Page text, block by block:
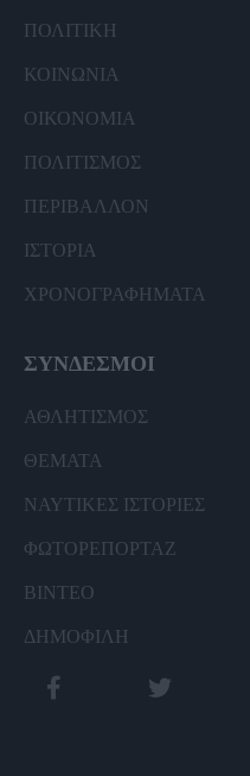
ΠΟΛΙΤΙΚΗ
ΚΟΙΝΩΝΙΑ
ΟΙΚΟΝΟΜΙΑ
ΠΟΛΙΤΙΣΜΟΣ
ΠΕΡΙΒΑΛΛΟΝ
ΙΣΤΟΡΙΑ
ΧΡΟΝΟΓΡΑΦΗΜΑΤΑ
ΣΥΝΔΕΣΜΟΙ
ΑΘΛΗΤΙΣΜΟΣ
ΘΕΜΑΤΑ
ΝΑΥΤΙΚΕΣ ΙΣΤΟΡΙΕΣ
ΦΩΤΟΡΕΠΟΡΤΑΖ
ΒΙΝΤΕΟ
ΔΗΜΟΦΙΛΗ